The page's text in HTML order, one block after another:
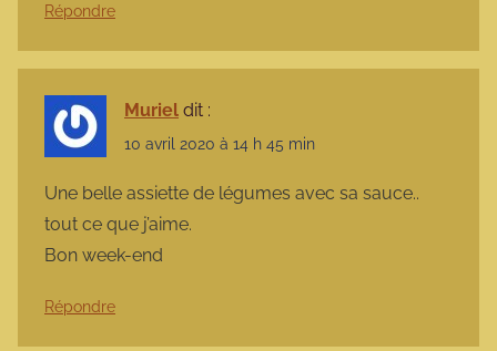
Répondre
Muriel dit :
10 avril 2020 à 14 h 45 min
Une belle assiette de légumes avec sa sauce..
tout ce que j’aime.
Bon week-end
Répondre